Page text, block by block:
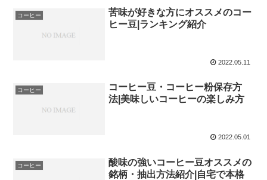
コーヒー
苦味が好きな方にオススメのコー
ヒー豆|ランキング紹介
2022.05.11
コーヒー
コーヒー豆・コーヒー粉保存方
法|美味しいコーヒーの楽しみ方
2022.05.01
コーヒー
酸味の強いコーヒー豆オススメの
銘柄・抽出方法紹介|自宅で本格